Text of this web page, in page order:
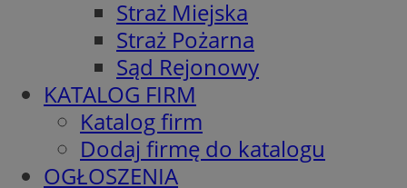
Straż Miejska
Straż Pożarna
Sąd Rejonowy
KATALOG FIRM
Katalog firm
Dodaj firmę do katalogu
OGŁOSZENIA